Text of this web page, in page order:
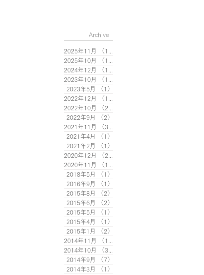
Archive
2025年11月 （1）
2025年10月
（1）
2024年12月
（1）
2023年10月
（1）
2023年5月
（1）
2022年12月
（1）
2022年10月
（2）
2022年9月
（2）
2021年11月
（3）
2021年4月
（1）
2021年2月
（1）
2020年12月
（2）
2020年11月
（1）
2018年5月
（1）
2016年9月
（1）
2015年8月
（2）
2015年6月
（2）
2015年5月
（1）
2015年4月
（1）
2015年1月
（2）
2014年11月
（1）
2014年10月
（3）
2014年9月
（7）
2014年3月
（1）